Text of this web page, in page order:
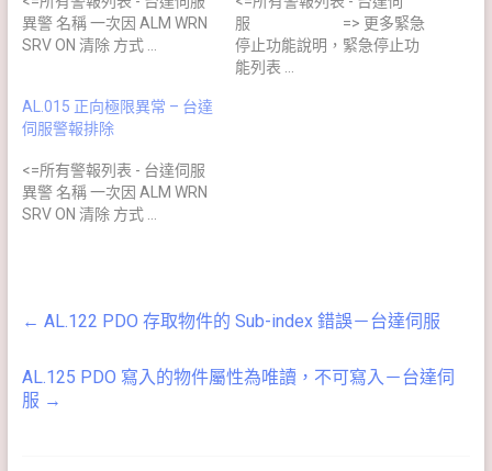
異警 名稱 一次因 ALM WRN
SRV ON 清除 方式 …
服 => 更多緊急
停止功能說明，緊急停止功
能列表 …
AL.015 正向極限異常 – 台達
伺服警報排除
<=所有警報列表 - 台達伺服
異警 名稱 一次因 ALM WRN
SRV ON 清除 方式 …
← AL.122 PDO 存取物件的 Sub-index 錯誤－台達伺服
AL.125 PDO 寫入的物件屬性為唯讀，不可寫入－台達伺
服 →